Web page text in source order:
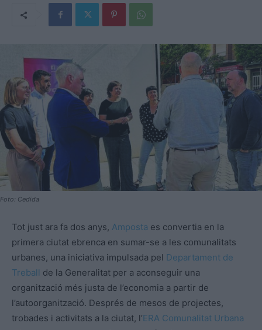
Foto: Cedida
Tot just ara fa dos anys, Amposta es convertia en la
primera ciutat ebrenca en sumar-se a les comunalitats
urbanes, una iniciativa impulsada pel Departament de
Treball de la Generalitat per a aconseguir una
organització més justa de l’economia a partir de
l’autoorganització. Després de mesos de projectes,
trobades i activitats a la ciutat, l’ERA Comunalitat Urbana